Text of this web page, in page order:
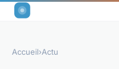
Accueil›Actu